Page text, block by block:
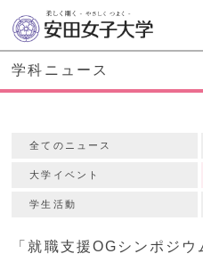
学科ニュース
全てのニュース
大学イベント
学生活動
「就職支援OGシンポジ